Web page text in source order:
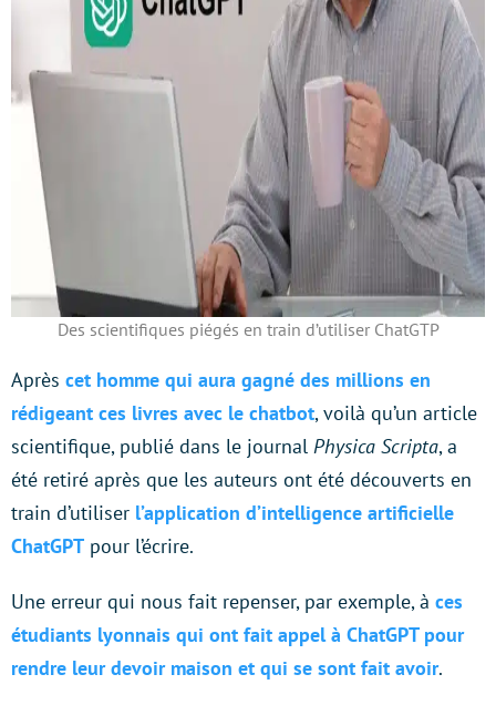
Des scientifiques piégés en train d’utiliser ChatGTP
Après cet homme qui aura gagné des millions en
rédigeant ces livres avec le chatbot, voilà qu’un article
scientifique, publié dans le journal Physica Scripta, a
été retiré après que les auteurs ont été découverts en
train d’utiliser l’application d’intelligence artificielle
ChatGPT pour l’écrire.
Une erreur qui nous fait repenser, par exemple, à ces
étudiants lyonnais qui ont fait appel à ChatGPT pour
rendre leur devoir maison et qui se sont fait avoir.